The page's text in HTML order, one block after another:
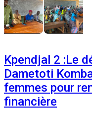
Kpendjal 2 :Le
Dametoti
femmes pour
financière